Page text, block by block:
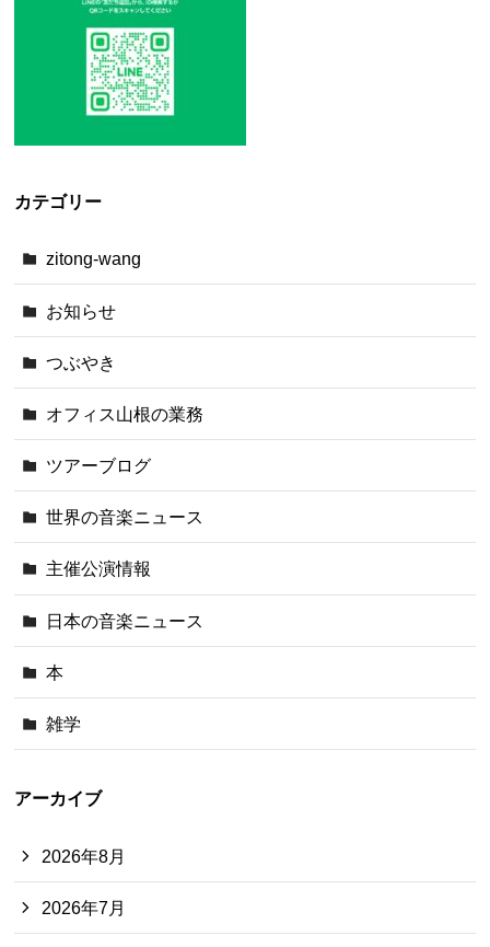
カテゴリー
zitong-wang
お知らせ
つぶやき
オフィス山根の業務
ツアーブログ
世界の音楽ニュース
主催公演情報
日本の音楽ニュース
本
雑学
アーカイブ
2026年8月
2026年7月